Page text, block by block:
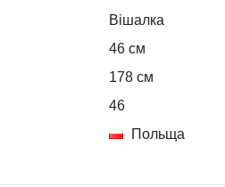
Вішалка
46 см
178 см
46
Польща